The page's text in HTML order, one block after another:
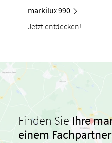
markilux 990
Jetzt entdecken!
Finden SieIhre
einem